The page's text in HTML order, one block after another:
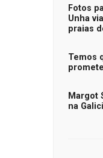
Fotos
Unha
praias
Temos
Margot
na